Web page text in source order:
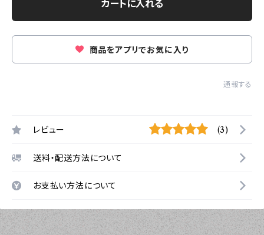
カートに入れる
商品をアプリでお気に入り
通報する
レビュー (3)
送料・配送方法について
お支払い方法について